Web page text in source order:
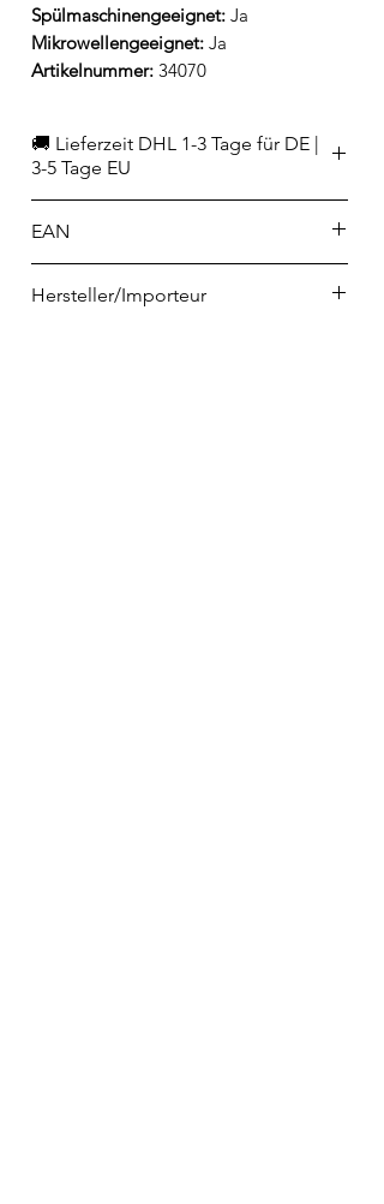
Spülmaschinengeeignet: Ja
Mikrowellengeeignet: Ja
Artikelnummer: 34070
🚚 Lieferzeit DHL 1-3 Tage für DE |
3-5 Tage EU
EAN
Hersteller/Importeur